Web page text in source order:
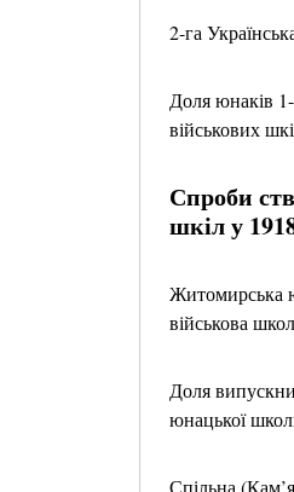
2-га
Доля юнаків 1-
військових
Спроби
шкіл у
Житомирська
військова
Доля
юнацької
Спільна